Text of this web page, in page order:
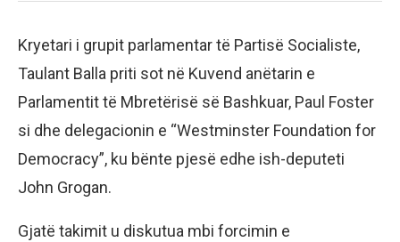
Kryetari i grupit parlamentar të Partisë Socialiste,
Taulant Balla priti sot në Kuvend anëtarin e
Parlamentit të Mbretërisë së Bashkuar, Paul Foster
si dhe delegacionin e “Westminster Foundation for
Democracy”, ku bënte pjesë edhe ish-deputeti
John Grogan.
Gjatë takimit u diskutua mbi forcimin e